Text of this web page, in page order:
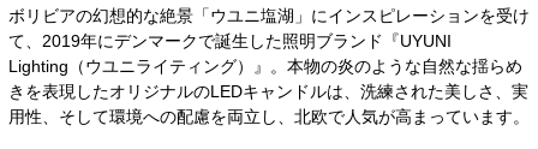
ボリビアの幻想的な絶景「ウユニ塩湖」にインスピレーションを受け
て、2019年にデンマークで誕生した照明ブランド『UYUNI
Lighting（ウユニライティング）』。本物の炎のような自然な揺らめ
きを表現したオリジナルのLEDキャンドルは、洗練された美しさ、実
用性、そして環境への配慮を両立し、北欧で人気が高まっています。